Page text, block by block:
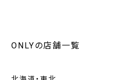
ONLYの店舗一覧